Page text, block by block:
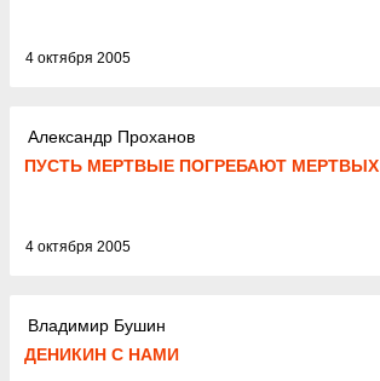
4 октября 2005
Александр Проханов
ПУСТЬ МЕРТВЫЕ ПОГРЕБАЮТ МЕРТВЫХ
4 октября 2005
Владимир Бушин
ДЕНИКИН С НАМИ